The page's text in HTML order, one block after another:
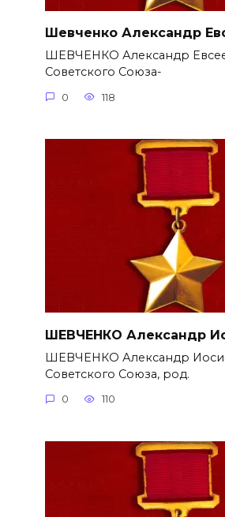
Шевченко Александр
ШЕВЧЕНКО Александр
Советского Союза-
0 118
ШЕВЧЕНКО Александр
ШЕВЧЕНКО Александр
Советского Союза, род.
0 110